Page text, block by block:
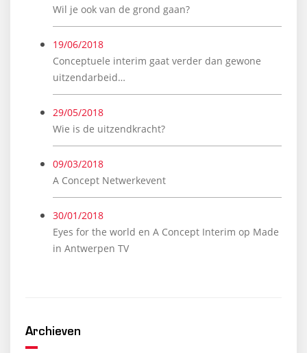
Wil je ook van de grond gaan?
19/06/2018
Conceptuele interim gaat verder dan gewone
uitzendarbeid…
29/05/2018
Wie is de uitzendkracht?
09/03/2018
A Concept Netwerkevent
30/01/2018
Eyes for the world en A Concept Interim op Made
in Antwerpen TV
Archieven